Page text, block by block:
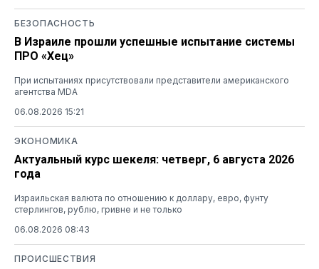
БЕЗОПАСНОСТЬ
В Израиле прошли успешные испытание системы
ПРО «Хец»
При испытаниях присутствовали представители американского
агентства MDA
06.08.2026 15:21
ЭКОНОМИКА
Актуальный курс шекеля: четверг, 6 августа 2026
года
Израильская валюта по отношению к доллару, евро, фунту
стерлингов, рублю, гривне и не только
06.08.2026 08:43
ПРОИСШЕСТВИЯ